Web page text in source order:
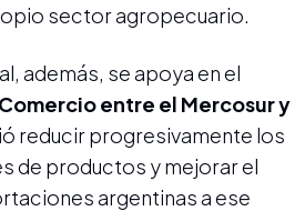
sector agropecuario.
además, se apoya en el
entre el Mercosur y
reducir progresivamente los
de productos y mejorar el
argentinas a ese